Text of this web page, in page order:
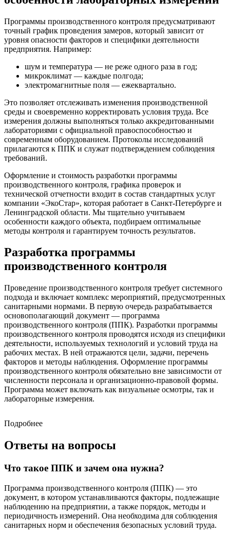
Программы производственного контроля предусматривают
точный график проведения замеров, который зависит от
уровня опасности факторов и специфики деятельности
предприятия. Например:
шум и температура — не реже одного раза в год;
микроклимат — каждые полгода;
электромагнитные поля — ежеквартально.
Это позволяет отслеживать изменения производственной
среды и своевременно корректировать условия труда. Все
измерения должны выполняться только аккредитованными
лабораториями с официальной правоспособностью и
современным оборудованием. Протоколы исследований
прилагаются к ППК и служат подтверждением соблюдения
требований.
Оформление и стоимость разработки программы
производственного контроля, графика проверок и
технической отчетности входит в состав стандартных услуг
компании «ЭкоСтар», которая работает в Санкт-Петербурге и
Ленинградской области. Мы тщательно учитываем
особенности каждого объекта, подбираем оптимальные
методы контроля и гарантируем точность результатов.
Разработка программы
производственного контроля
Проведение производственного контроля требует системного
подхода и включает комплекс мероприятий, предусмотренных
санитарными нормами. В первую очередь разрабатывается
основополагающий документ — программа
производственного контроля (ППК). Разработки программы
производственного контроля проводятся исходя из специфики
деятельности, используемых технологий и условий труда на
рабочих местах. В ней отражаются цели, задачи, перечень
факторов и методы наблюдения. Оформление программы
производственного контроля обязательно вне зависимости от
численности персонала и организационно-правовой формы.
Программа может включать как визуальные осмотры, так и
лабораторные измерения.
ППК за соблюдением санитарно-
эпидемиологических требований (п. 2.6 СП
1.1.1058-01)
ППК на основании требований п. 2.6 СП 1.1.1058-01
соблюдением санитарных правил и выполнением санитарно-
противоэпидемических (профилактических) мероприятий»
включает в себя:
перечень официально изданных санитарных правил;
Подробнее
Ответы на вопросы
Что такое ППК и зачем она нужна?
Программа производственного контроля (ППК) — это
документ, в котором устанавливаются факторы, подлежащие
наблюдению на предприятии, а также порядок, методы и
периодичность измерений. Она необходима для соблюдения
санитарных норм и обеспечения безопасных условий труда.